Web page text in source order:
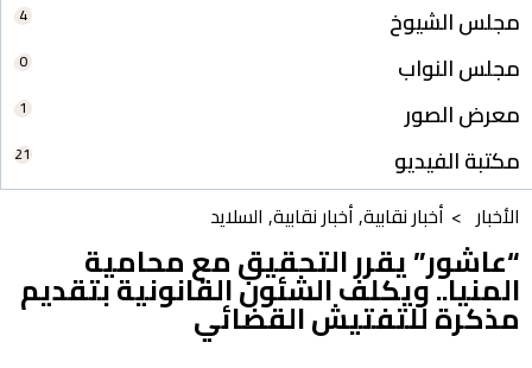
مجلس الشيوخ 4
مجلس النواب 0
معرض الصور 1
مكتبة الفيديو 21
الأخبار > أخبار نقابية,أخبار نقابية, السلايد
“عاشور” يقرر التحقيق مع محامية
المنيا.. ويكلف الشئون القانونية بتقديم
مذكرة للتفتيش القضائي